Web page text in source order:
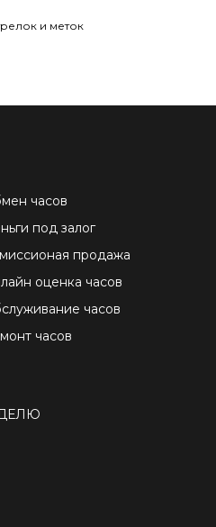
и меток
часов
под залог
продажа
оценка часов
часов
часов